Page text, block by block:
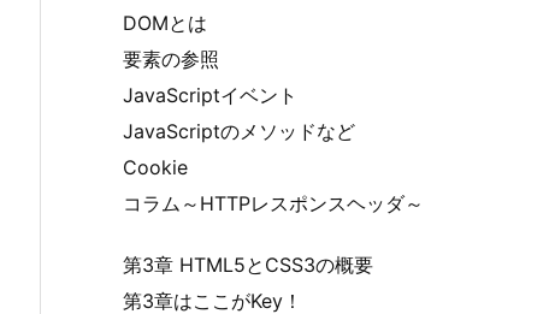
DOMとは
要素の参照
JavaScriptイベント
JavaScriptのメソッドなど
Cookie
コラム～HTTPレスポンスヘッダ～
第3章 HTML5とCSS3の概要
第3章はここがKey！